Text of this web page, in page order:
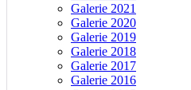
Galerie 2021
Galerie 2020
Galerie 2019
Galerie 2018
Galerie 2017
Galerie 2016